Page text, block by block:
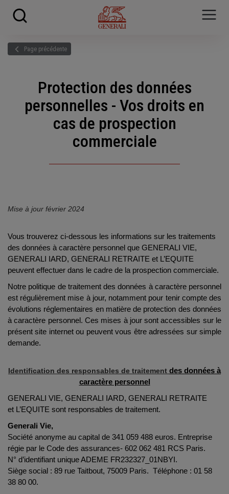
Page précédente
Protection des données
personnelles - Vos droits en
cas de prospection
commerciale
Mise à jour février 2024
Vous trouverez ci-dessous les informations sur les traitements
des données à caractère personnel que GENERALI VIE,
GENERALI IARD, GENERALI RETRAITE et L’EQUITE
peuvent effectuer dans le cadre de la prospection commerciale.
Notre politique de traitement des données à caractère personnel
est régulièrement mise à jour, notamment pour tenir compte des
évolutions réglementaires en matière de protection des données
à caractère personnel. Ces mises à jour sont accessibles sur le
présent site internet ou peuvent vous être adressées sur simple
demande.
Identification des responsables de traitement des données à
caractère personnel
GENERALI VIE, GENERALI IARD, GENERALI RETRAITE
et L’EQUITE sont responsables de traitement.
Generali Vie,
Société anonyme au capital de 341 059 488 euros. Entreprise
régie par le Code des assurances- 602 062 481 RCS Paris.
N° d’identifiant unique ADEME FR232327_01NBYI.
Siège social : 89 rue Taitbout, 75009 Paris. Téléphone : 01 58
38 80 00.